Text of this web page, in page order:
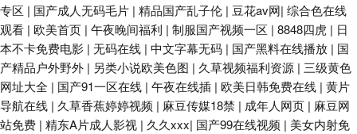
专区 | 国产成人无码毛片 | 精品国产乱子伦 | 豆花av网| 综合色在线
观看 | 欧美首页 | 午夜晚间福利 | 制服国产视频一区 | 8848四虎 | 日
本不卡免费电影 | 无码在线 | 中文字幕无码 | 国产黑料在线播放 | 国
产精品户外野外 | 另类小说欧美色图 | 久草视频福利资源 | 三级黄色
网址大全 | 国产91一区在线 | 午夜在线插 | 欧美日韩免费在线 | 黄片
导航在线 | 久草香蕉婷婷视频 | 麻豆传媒18禁 | 成年人网页 | 麻豆网
站免费 | 精东A片成人影视 | 久久xxx| 国产99在线视频 | 美女内射免